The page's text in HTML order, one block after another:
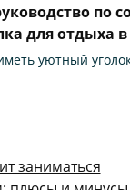
по
для отдыха в
уютный